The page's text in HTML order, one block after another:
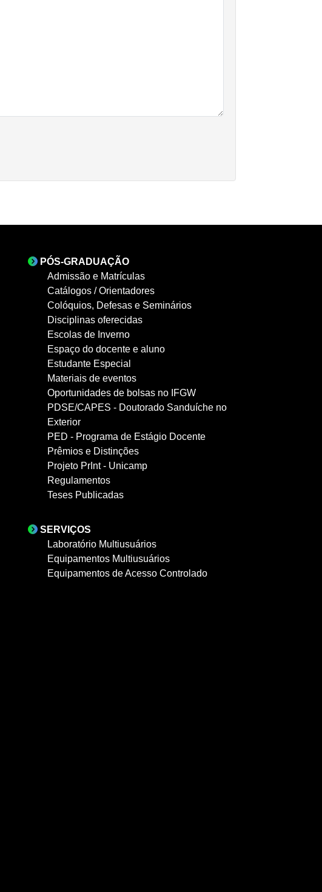
PÓS-GRADUAÇÃO
Admissão e Matrículas
Catálogos / Orientadores
Colóquios, Defesas e Seminários
Disciplinas oferecidas
Escolas de Inverno
Espaço do docente e aluno
Estudante Especial
Materiais de eventos
Oportunidades de bolsas no IFGW
PDSE/CAPES - Doutorado Sanduíche no
Exterior
PED - Programa de Estágio Docente
Prêmios e Distinções
Projeto PrInt - Unicamp
Regulamentos
Teses Publicadas
SERVIÇOS
Laboratório Multiusuários
Equipamentos Multiusuários
Equipamentos de Acesso Controlado